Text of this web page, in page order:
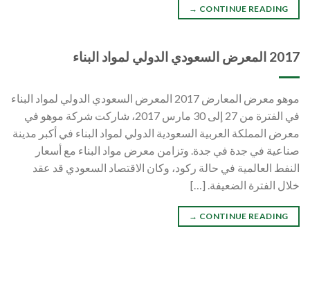
CONTINUE READING
→
2017 المعرض السعودي الدولي لمواد البناء
موهو معرض المعارض 2017 المعرض السعودي الدولي لمواد البناء
في الفترة من 27 إلى 30 مارس 2017، شاركت شركة موهو في
معرض المملكة العربية السعودية الدولي لمواد البناء في أكبر مدينة
صناعية في جدة في جدة. وتزامن معرض مواد البناء مع أسعار
النفط العالمية في حالة ركود، وكان الاقتصاد السعودي قد عقد
خلال الفترة الضعيفة. […]
CONTINUE READING
→